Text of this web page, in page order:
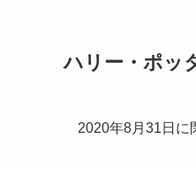
ハリー・ポッ
2020年8月31日に